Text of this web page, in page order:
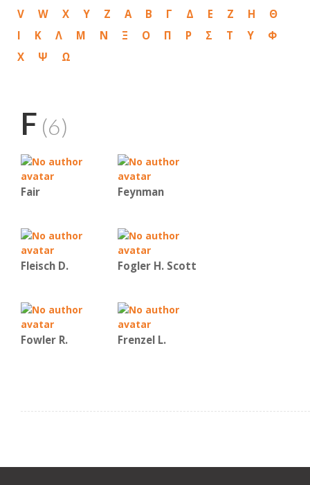
V
W X Y Z Α Β Γ Δ Ε Ζ Η
Θ
Ι
Κ Λ Μ Ν Ξ Ο Π Ρ Σ Τ Υ
Φ
Χ
Ψ Ω
F (6)
Fair Feynman
Fleisch D. Fogler H. Scott
Fowler R. Frenzel L.